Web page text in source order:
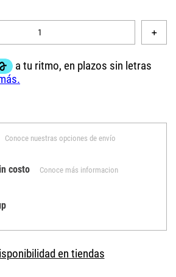
＋
Conoce nuestras opciones de envío
costo Conoce más informacion
en tiendas